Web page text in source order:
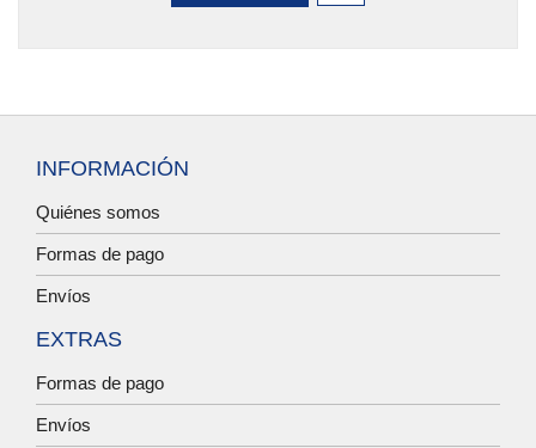
INFORMACIÓN
Quiénes somos
Formas de pago
Envíos
EXTRAS
Formas de pago
Envíos